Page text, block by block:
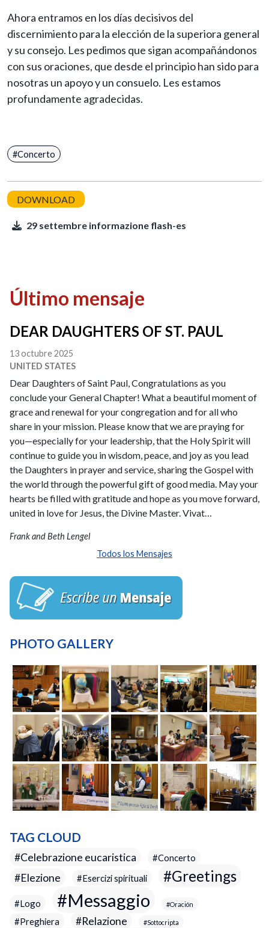
Ahora entramos en los días decisivos del
discernimiento para la elección de la superiora general
y su consejo. Les pedimos que sigan acompañándonos
con sus oraciones, que desde el principio han sido para
nosotras un apoyo y un consuelo. Les estamos
profundamente agradecidas.
Concerto
29 settembre informazione flash-es
Último mensaje
DEAR DAUGHTERS OF ST. PAUL
13 octubre 2025
UNITED STATES
Dear Daughters of Saint Paul, Congratulations as you
conclude your General Chapter! What a beautiful moment of
grace and renewal for your congregation and for all who
share in your mission. Please know that we are praying for
you—especially for your leadership, that the Holy Spirit will
continue to guide you in wisdom, peace, and joy as you lead
the Daughters in prayer and service, sharing the Gospel with
the world through the powerful gift of good media. May your
hearts be filled with gratitude and hope as you move forward,
united in love for Jesus, the Divine Master. Vivat…
Frank and Beth Lengel
Todos los Mensajes
PHOTO GALLERY
TAG CLOUD
Celebrazione eucaristica Concerto
Elezione Esercizi spirituali Greetings
Logo Messaggio Oración
Preghiera Relazione Sottocripta